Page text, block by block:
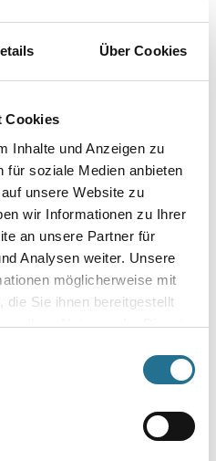
Über Cookies
Cookies
Inhalte und Anzeigen zu
für soziale Medien anbieten
unsere Website zu
wir Informationen zu Ihrer
an unsere Partner für
Analysen weiter. Unsere
möglicherweise mit
die Sie ihnen bereitgestellt
Ihrer Nutzung der Dienste
Langlebigkeit. Diese
seidenmattes
hoch elastisch und beugt